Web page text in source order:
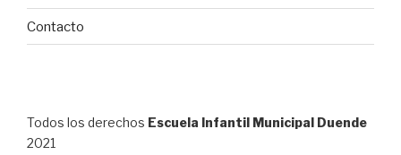
Contacto
Todos los derechos Escuela Infantil Municipal Duende
2021